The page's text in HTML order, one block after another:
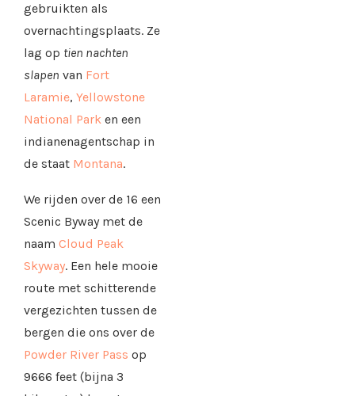
gebruikten als
overnachtingsplaats. Ze
lag op tien nachten
slapen van Fort
Laramie, Yellowstone
National Park en een
indianenagentschap in
de staat Montana.
We rijden over de 16 een
Scenic Byway met de
naam Cloud Peak
Skyway. Een hele mooie
route met schitterende
vergezichten tussen de
bergen die ons over de
Powder River Pass op
9666 feet (bijna 3